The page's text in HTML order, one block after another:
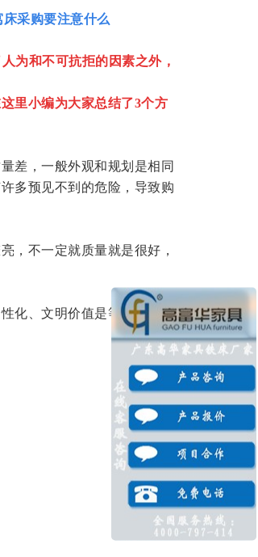
采购要注意什么
为和不可抗拒的因素之外，
里小编为大家总结了3个方
差，一般外观和规划是相同
多预见不到的危险，导致购
，不一定就质量就是很好，
化、文明价值是等值的，客